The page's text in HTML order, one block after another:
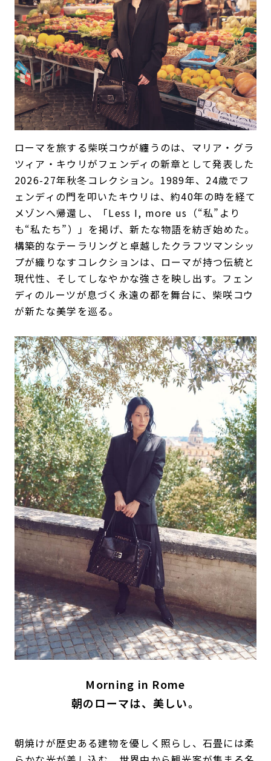
ローマを旅する柴咲コウが纏うのは、マリア・グラ
ツィア・キウリがフェンディの新章として発表した
2026-27年秋冬コレクション。1989年、24歳でフ
ェンディの門を叩いたキウリは、約40年の時を経て
メゾンへ帰還し、「Less I, more us（“私”より
も“私たち”）」を掲げ、新たな物語を紡ぎ始めた。
構築的なテーラリングと卓越したクラフツマンシッ
プが織りなすコレクションは、ローマが持つ伝統と
現代性、そしてしなやかな強さを映し出す。フェン
ディのルーツが息づく永遠の都を舞台に、柴咲コウ
が新たな美学を巡る。
Morning in Rome
朝のローマは、美しい。
朝焼けが歴史ある建物を優しく照らし、石畳には柔